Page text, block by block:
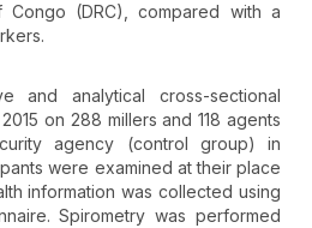
Congo (DRC), compared with a
and analytical cross-sectional
on 288 millers and 118 agents
agency (control group) in
were examined at their place
information was collected using
Spirometry was performed